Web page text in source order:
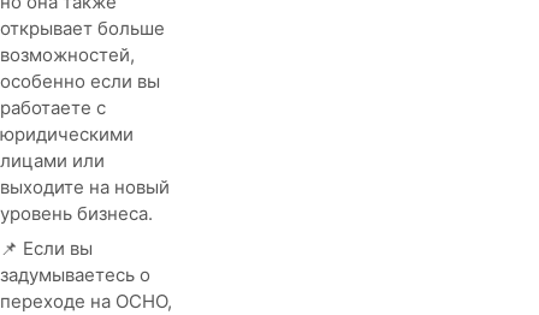
открывает больше
возможностей,
особенно если вы
работаете с
юридическими
лицами или
выходите на новый
уровень бизнеса.
📌 Если вы
задумываетесь о
переходе на ОСНО,